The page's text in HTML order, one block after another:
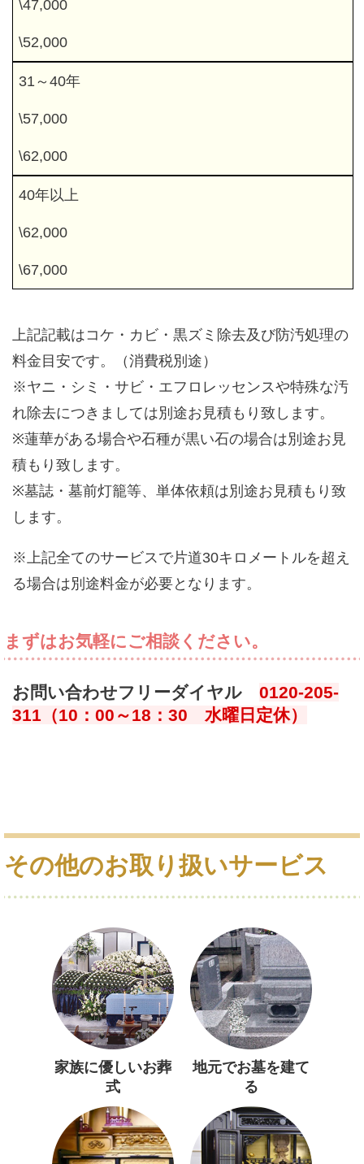
\47,000
\52,000
31～40年
\57,000
\62,000
40年以上
\62,000
\67,000
上記記載はコケ・カビ・黒ズミ除去及び防汚処理の
料金目安です。（消費税別途）
※ヤニ・シミ・サビ・エフロレッセンスや特殊な汚
れ除去につきましては別途お見積もり致します。
※蓮華がある場合や石種が黒い石の場合は別途お見
積もり致します。
※墓誌・墓前灯籠等、単体依頼は別途お見積もり致
します。
※上記全てのサービスで片道30キロメートルを超え
る場合は別途料金が必要となります。
まずはお気軽にご相談ください。
お問い合わせフリーダイヤル 0120-205-
311（10：00～18：30 水曜日定休）
その他のお取り扱いサービス
家族に優しいお葬
式
地元でお墓を建て
る